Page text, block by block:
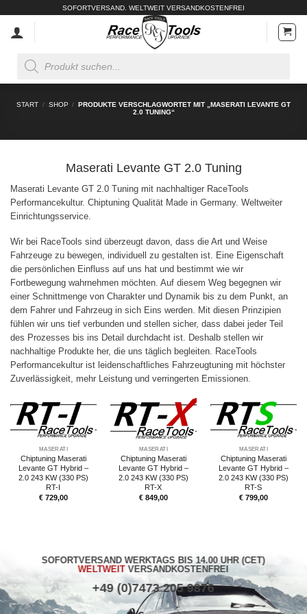
springen
SOFORTVERSAND. WELTWEIT VERSANDKOSTENFREI
search
START / SHOP / PRODUKTE VERSCHLAGWORTET MIT „MASERATI LEVANTE GT
2.0 TUNING“
Maserati Levante GT 2.0 Tuning
Maserati Levante GT 2.0 Tuning mit nachhaltiger RaceTools
Performancekultur. Chiptuning Qualität Made in Germany. Weltweiter
Einrichtungsservice.
Wir bei RaceTools sind überzeugt davon, dass die Art und Weise
Fahrzeuge zu bewegen, individuell zu gestalten ist. Eine Eigenschaft
die persönlichen Einfluss auf uns hat und bestimmt wie wir
Fortbewegung wahrnehmen möchten. Auf diesem Weg begegnen wir
einer Schnittmenge von Charakter und Dynamik bis zu dem Punkt, an
dem Fahrer und Fahrzeug in sich Eins werden. Mit diesen Prinzipien
fühlen wir uns tief verbunden und stellen sicher, dass dabei jeder Teil
des Prozesses bis ins Detail durchdacht ist. Deshalb stellen wir
nachhaltige Produkte her, die uns täglich begleiten. RaceTools
Performancekultur ist leidenschaftliches Fahrzeugtuning mit höchster
Zuverlässigkeit, mehr Leistung und verringerten Emissionen.
MASERATI
Chiptuning Maserati
Levante GT Hybrid –
2.0 243 KW (330 PS)
RT-I
€729,00
MASERATI
Chiptuning Maserati
Levante GT Hybrid –
2.0 243 KW (330 PS)
RT-X
€849,00
MASERATI
Chiptuning Maserati
Levante GT Hybrid –
2.0 243 KW (330 PS)
RT-S
€799,00
SOFORTVERSAND WERKTAGS BIS 14.00 UHR (CET)
WELTWEITVERSANDKOSTENFREI
+49 (0)7473 205 9876